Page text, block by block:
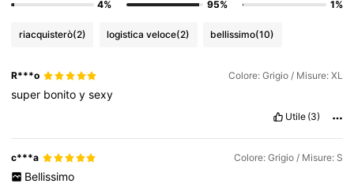
4%
95%
1%
riacquisterò(2) logistica veloce(2) bellissimo(10)
R***o Colore: Grigio / Misure: XL
super bonitoysexy
Utile (3)
c***a Colore: Grigio / Misure: S
Bellissimo